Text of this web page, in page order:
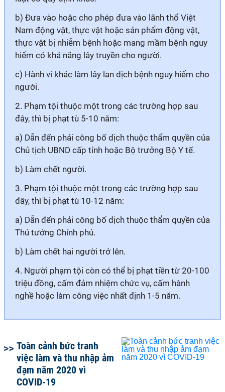
b) Đưa vào hoặc cho phép đưa vào lãnh thổ Việt
Nam động vật, thực vật hoặc sản phẩm động vật,
thực vật bị nhiễm bệnh hoặc mang mầm bệnh nguy
hiểm có khả năng lây truyền cho người.
c) Hành vi khác làm lây lan dịch bệnh nguy hiểm cho
người.
2. Phạm tội thuộc một trong các trường hợp sau
đây, thì bị phạt tù 5-10 năm:
a) Dẫn đến phải công bố dịch thuộc thẩm quyền của
Chủ tịch UBND cấp tỉnh hoặc Bộ trưởng Bộ Y tế.
b) Làm chết người.
3. Phạm tội thuộc một trong các trường hợp sau
đây, thì bị phạt tù 10-12 năm:
a) Dẫn đến phải công bố dịch thuộc thẩm quyền của
Thủ tướng Chính phủ.
b) Làm chết hai người trở lên.
4. Người phạm tội còn có thể bị phạt tiền từ 20-100
triệu đồng, cấm đảm nhiệm chức vụ, cấm hành
nghề hoặc làm công việc nhất định 1-5 năm.
Toàn cảnh bức tranh
việc làm và thu nhập ảm
đạm năm 2020 vì
COVID-19